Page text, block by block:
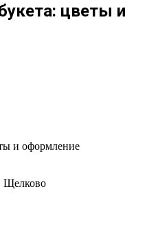
цветы и
и оформление
Щелково